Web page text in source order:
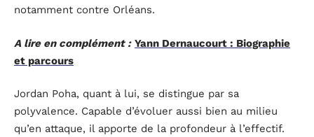
notamment contre Orléans.
A lire en complément : Yann Dernaucourt : Biographie
et parcours
Jordan Poha, quant à lui, se distingue par sa
polyvalence. Capable d’évoluer aussi bien au milieu
qu’en attaque, il apporte de la profondeur à l’effectif.